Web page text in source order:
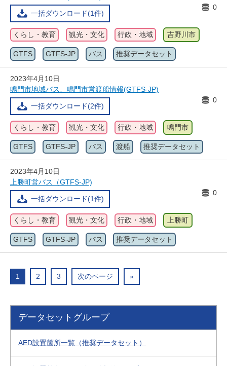
一括ダウンロード(1件)
0
くらし・教育 観光・文化 行政・地域 吉野川市
GTFS GTFS-JP バス 推奨データセット
2023年4月10日
鳴門市地域バス、鳴門市営渡船情報(GTFS-JP)
一括ダウンロード(2件)
0
くらし・教育 観光・文化 行政・地域 鳴門市
GTFS GTFS-JP バス 渡船 推奨データセット
2023年4月10日
上勝町営バス（GTFS-JP)
一括ダウンロード(1件)
0
くらし・教育 観光・文化 行政・地域 上勝町
GTFS GTFS-JP バス 推奨データセット
1 2 3 次のページ »
データセットグループ
AED設置箇所一覧（推奨データセット）